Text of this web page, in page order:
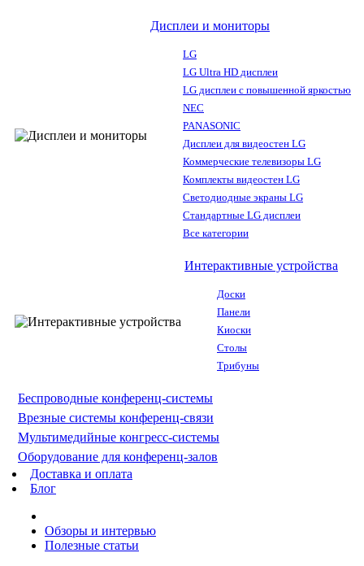
Дисплеи и мониторы
LG
LG Ultra HD дисплеи
LG дисплеи с повышенной яркостью
NEC
PANASONIC
Дисплеи для видеостен LG
Коммерческие телевизоры LG
Комплекты видеостен LG
Светодиодные экраны LG
Стандартные LG дисплеи
Все категории
Интерактивные устройства
Доски
Панели
Киоски
Столы
Трибуны
Беспроводные конференц-системы
Врезные системы конференц-связи
Мультимедийные конгресс-системы
Оборудование для конференц-залов
Доставка и оплата
Блог
Обзоры и интервью
Полезные статьи